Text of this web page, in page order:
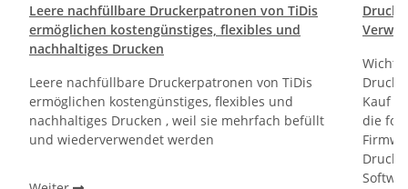
Leere nachfüllbare Druckerpatronen von TiDis
ermöglichen kostengünstiges, flexibles und
nachhaltiges Drucken
Leere nachfüllbare Druckerpatronen von TiDis
ermöglichen kostengünstiges, flexibles und
nachhaltiges Drucken , weil sie mehrfach befüllt
und wiederverwendet werden
Kauf
die